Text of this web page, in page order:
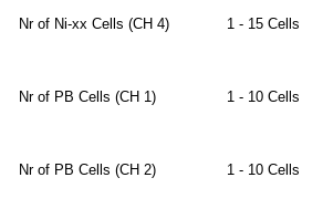
Nr of Ni-xx Cells (CH 4) 1 - 15 Cells
Nr of PB Cells (CH 1) 1 - 10 Cells
Nr of PB Cells (CH 2) 1 - 10 Cells